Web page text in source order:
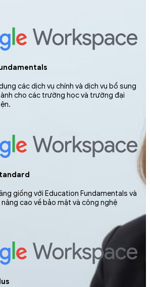
các dịch vụ chính và dịch vụ bổ sung
cho các trường học và trường đại
giống với Education Fundamentals và
cao về bảo mật và công nghệ